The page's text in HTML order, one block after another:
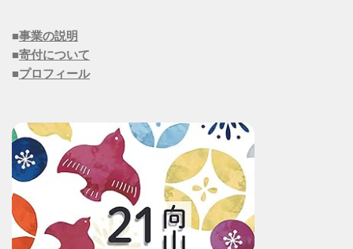
■事業の説明
■寄付について
■プロフィール